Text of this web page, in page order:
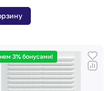
3% бонусами!